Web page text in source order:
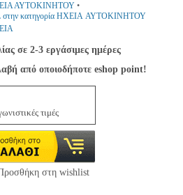
ΑΥΤΟΚΙΝΗΤΟΥ •
στην κατηγορία ΗΧΕΙΑ ΑΥΤΟΚΙΝΗΤΟΥ
σε 2-3 εργάσιμες ημέρες
από οποιοδήποτε eshop point!
τιμές
στη wishlist